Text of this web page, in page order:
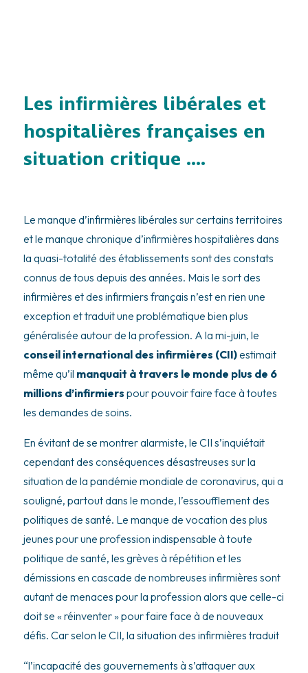
Les infirmières libérales et
hospitalières françaises en
situation critique ….
Le manque d’infirmières libérales sur certains territoires
et le manque chronique d’infirmières hospitalières dans
la quasi-totalité des établissements sont des constats
connus de tous depuis des années. Mais le sort des
infirmières et des infirmiers français n’est en rien une
exception et traduit une problématique bien plus
généralisée autour de la profession. A la mi-juin, le
conseil international des infirmières (CII)estimait
même qu’il manquait à travers le monde plus de 6
millions d’infirmiers pour pouvoir faire face à toutes
les demandes de soins.
En évitant de se montrer alarmiste, le CII s’inquiétait
cependant des conséquences désastreuses sur la
situation de la pandémie mondiale de coronavirus, qui a
souligné, partout dans le monde, l’essoufflement des
politiques de santé. Le manque de vocation des plus
jeunes pour une profession indispensable à toute
politique de santé, les grèves à répétition et les
démissions en cascade de nombreuses infirmières sont
autant de menaces pour la profession alors que celle-ci
doit se « réinventer » pour faire face à de nouveaux
défis. Car selon le CII, la situation des infirmières traduit
“l’incapacité des gouvernements à s’attaquer aux